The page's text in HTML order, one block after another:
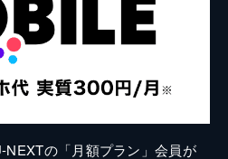
NEXTの「月額プラン」会員が